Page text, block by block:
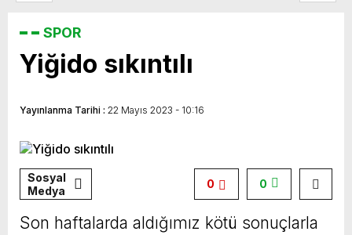
SPOR
Yiğido sıkıntılı
Yayınlanma Tarihi : 22 Mayıs 2023 - 10:16
Sosyal
Medya
0
0
Son haftalarda aldığımız kötü sonuçlarla